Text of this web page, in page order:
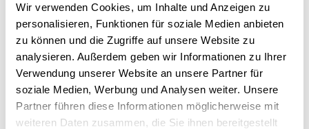
Wir verwenden Cookies, um Inhalte und Anzeigen zu
personalisieren, Funktionen für soziale Medien anbieten
zu können und die Zugriffe auf unsere Website zu
analysieren. Außerdem geben wir Informationen zu Ihrer
Verwendung unserer Website an unsere Partner für
soziale Medien, Werbung und Analysen weiter. Unsere
Partner führen diese Informationen möglicherweise mit
weiteren Daten zusammen, die Sie ihnen bereitgestellt